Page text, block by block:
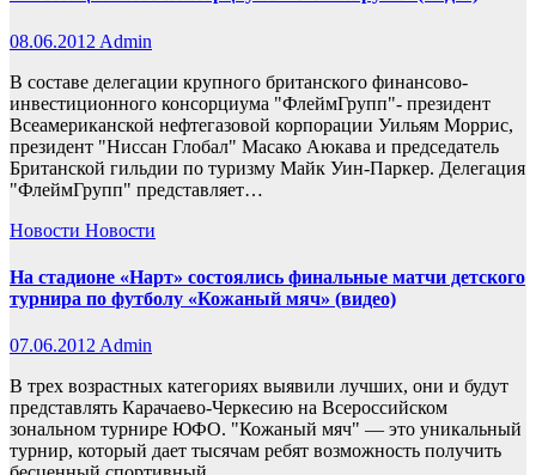
08.06.2012 Admin
В составе делегации крупного британского финансово-
инвестиционного консорциума "ФлеймГрупп"- президент
Всеамериканской нефтегазовой корпорации Уильям Моррис,
президент "Ниссан Глобал" Масако Аюкава и председатель
Британской гильдии по туризму Майк Уин-Паркер. Делегация
"ФлеймГрупп" представляет…
Новости Новости
На стадионе «Нарт» состоялись финальные матчи детского
турнира по футболу «Кожаный мяч» (видео)
07.06.2012 Admin
В трех возрастных категориях выявили лучших, они и будут
представлять Карачаево-Черкесию на Всероссийском
зональном турнире ЮФО. "Кожаный мяч" — это уникальный
турнир, который дает тысячам ребят возможность получить